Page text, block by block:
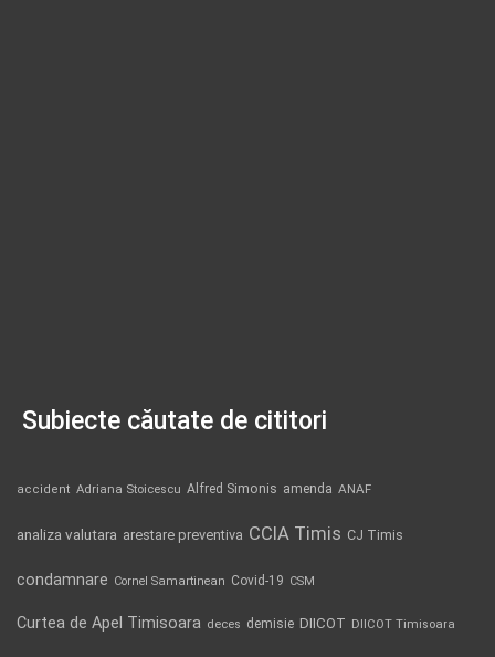
Subiecte căutate de cititori
accident Adriana Stoicescu Alfred Simonis amenda ANAF
analiza valutara arestare preventiva CCIA Timis CJ Timis
condamnare Cornel Samartinean Covid-19 CSM
Curtea de Apel Timisoara deces demisie DIICOT DIICOT Timisoara